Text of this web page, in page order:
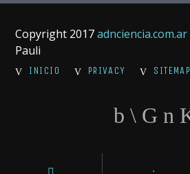
Copyright 2017adnciencia.com.ar
Pauli
INICIO PRIVACY SITEMAP